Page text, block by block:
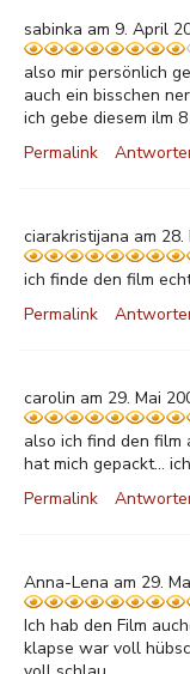
sabinka am 9. April
also mir persönlich
auch ein bisschen
ich gebe diesem ilm
Permalink
ciarakristijana am
ich finde den film
Permalink
carolin am 29. Mai
also ich find den film
hat mich gepackt...
Permalink
Anna-Lena am 29.
Ich hab den Film
klapse war voll